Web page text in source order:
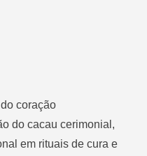
coração
do cacau cerimonial,
em rituais de cura e